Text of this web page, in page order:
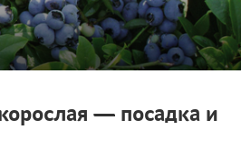
— посадка и